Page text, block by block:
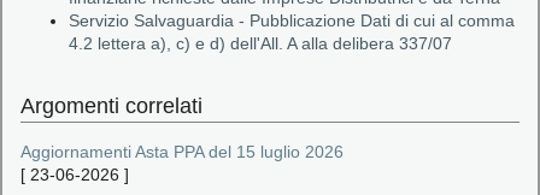
Servizio Salvaguardia - Pubblicazione Dati di cui al comma
4.2 lettera a), c) e d) dell'All. A alla delibera 337/07
Argomenti correlati
Aggiornamenti Asta PPA del 15 luglio 2026
[ 23-06-2026 ]